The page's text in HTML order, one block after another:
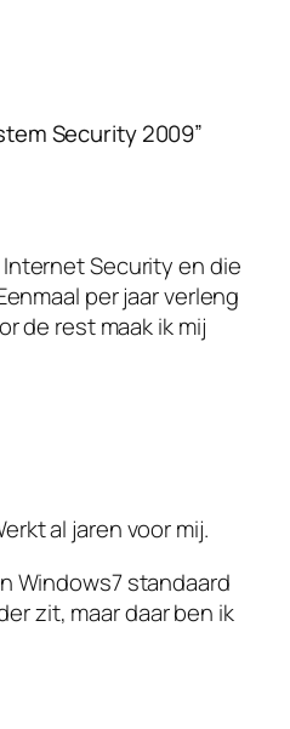
Security 2009”
Security en die
per jaar verleng
de rest maak ik mij
al jaren voor mij.
Windows7 standaard
zit, maar daar ben ik